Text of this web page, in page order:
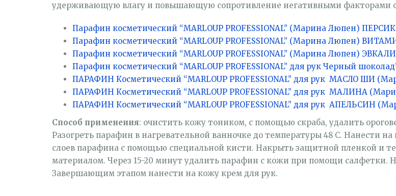
удерживающую влагу и повышающую сопротивление негативными факторами
Парафин косметический “MARLOUP PROFESSIONAL” (Марина Люпен) ПЕРСИК
Парафин косметический “MARLOUP PROFESSIONAL” (Марина Люпен)
Парафин косметический “MARLOUP PROFESSIONAL” (Марина Люпен)
Парафин косметический “MARLOUP PROFESSIONAL” для рук Черный
ПАРАФИН Косметический “MARLOUP PROFESSIONAL” для рук МАСЛО ШИ
ПАРАФИН Косметический “MARLOUP PROFESSIONAL” для рук МАЛИНА
ПАРАФИН Косметический “MARLOUP PROFESSIONAL” для рук АПЕЛЬСИН
Cпособ применения: очистить кожу тоником, с помощью скраба, удалить
Разогреть парафин в нагревательной ванночке до температуры 48 С. Нанести на
слоев парафина с помощью специальной кисти. Накрыть защитной пленкой и
материалом. Через 15-20 минут удалить парафин с кожи при помощи салфетки.
Завершающим этапом нанести на кожу крем для рук.